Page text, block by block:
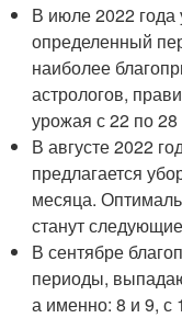
В июле 2022 года
определенный
наиболее
астрологов,
урожая с 22 по 28
В августе 2022
предлагается
месяца.
станут
В сентябре
периоды,
а именно: 8 и 9, с